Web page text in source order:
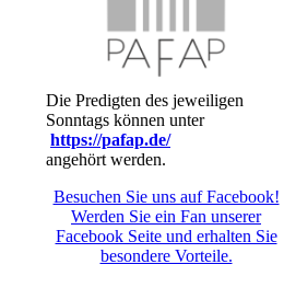
Die Predigten des jeweiligen
Sonntags können unter
https://pafap.de/
angehört werden.
Besuchen Sie uns auf Facebook!
Werden Sie ein Fan unserer
Facebook Seite und erhalten Sie
besondere Vorteile.